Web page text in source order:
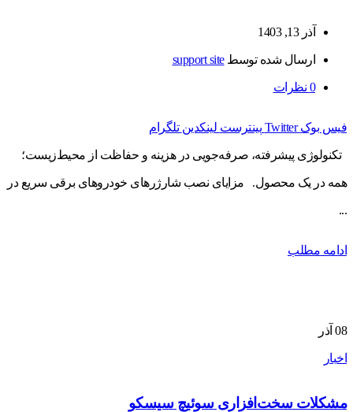
آذر 13, 1403
ارسال شده توسطsupport site
0 نظرات
فیس بوک Twitter پینترست لینکدین تلگرام
تکنولوژی پیشرفته، صرفه‌جویی در هزینه و حفاظت از محیط‌زیست؛
همه در یک محصول. مزایای نصب شارژرهای خودروهای برقی سریع در
...
ادامه مطلب
08 آذر
اخبار
مشکلات سخت‌افزاری سوئیچ سیسکو